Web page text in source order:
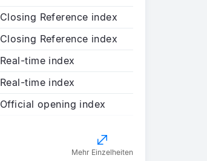
Closing Reference index
Closing Reference index
Real-time index
Real-time index
Official opening index
Mehr Einzelheiten